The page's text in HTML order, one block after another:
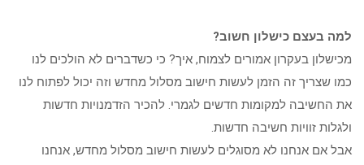
למה בעצם כישלון חשוב?
מכישלון בעקרון אמורים לצמוח, איך? כי כשדברים לא הולכים לנו
כמו שצריך זה הזמן לעשות חישוב מסלול מחדש וזה יכול לפתוח לנו
את החשיבה למקומות חדשים לגמרי. להכיר הזדמנויות חדשות
ולגלות זוויות חשיבה חדשות.
אבל אם אנחנו לא מסוגלים לעשות חישוב מסלול מחדש, אנחנו